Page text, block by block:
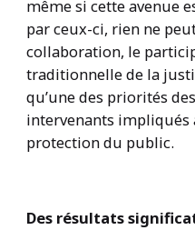
même si cette avenue
par ceux-ci, rien ne
collaboration, le
traditionnelle de la
qu’une des priorités
intervenants impliqués
protection du public.
Des résultats